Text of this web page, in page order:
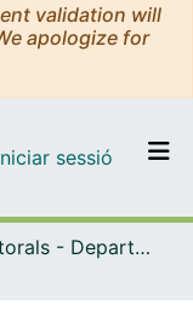
validation will
apologize for
tot el DD
sessió (current)
Tesis Doctorals - Departament - Geografia Física i Anàlisi Geogràfica Regional